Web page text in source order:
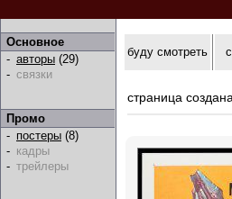
Основное
- авторы (29)
- связки
Промо
- постеры (8)
- кадры
- трейлеры
буду смотреть
страница создана